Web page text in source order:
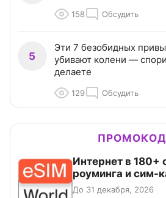
158 Обсудить
5
Эти 7 безобидных
убивают колени —
делаете
129 Обсудить
Интернет в 180+
роуминга и сим-
До 31 декабря, 2026